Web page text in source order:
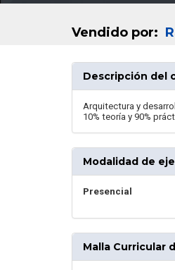
Vendido por:
Descripción del
Arquitectura y
10% teoría y 90%
Modalidad de
Presencial
Malla Curricular